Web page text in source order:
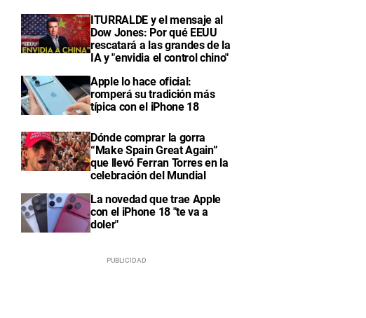
ITURRALDE y el mensaje al
Dow Jones: Por qué EEUU
rescatará a las grandes de la
IA y "envidia el control chino"
Apple lo hace oficial:
romperá su tradición más
típica con el iPhone 18
Dónde comprar la gorra
“Make Spain Great Again”
que llevó Ferran Torres en la
celebración del Mundial
La novedad que trae Apple
con el iPhone 18 "te va a
doler"